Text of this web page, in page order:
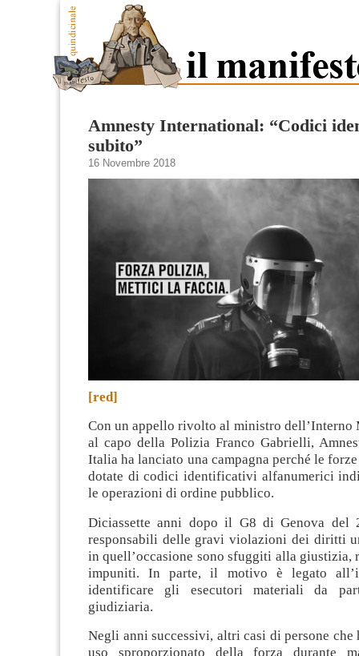
Amnesty International: “Codici
subito”
16 Novembre 2018
[red]
Con un appello rivolto al ministro dell’Interno
al capo della Polizia Franco Gabrielli,
Italia ha lanciato una campagna perché le
dotate di codici identificativi alfanumerici
le operazioni di ordine pubblico.
Diciassette anni dopo il G8 di Genova del
responsabili delle gravi violazioni dei diritti
in quell’occasione sono sfuggiti alla giustizia,
impuniti. In parte, il motivo è legato
identificare gli esecutori materiali da
giudiziaria.
Negli anni successivi, altri casi di persone che
uso sproporzionato della forza durante